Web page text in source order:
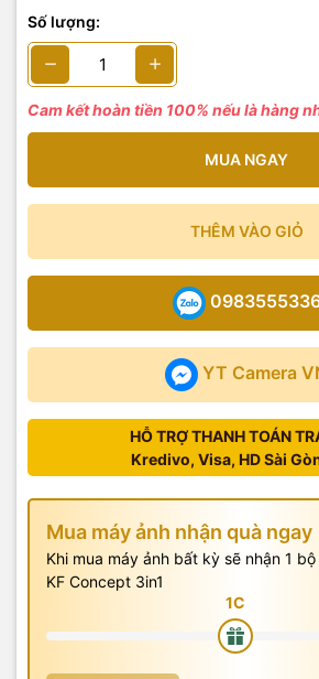
Số lượng:
Cam kết hoàn tiền 100% nếu là hàng
MUA NGAY
THÊM VÀO GIỎ
YT Camera
HỖ TRỢ THANH TOÁN
Kredivo, Visa, HD Sài
Mua máy ảnh nhận quà ngay
Khi mua máy ảnh bất kỳ sẽ nhận 1
KF Concept 3in1